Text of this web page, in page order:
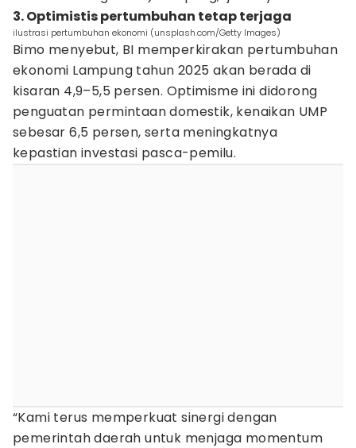
3. Optimistis pertumbuhan tetap terjaga
ilustrasi pertumbuhan ekonomi (unsplash.com/Getty Images)
Bimo menyebut, BI memperkirakan pertumbuhan
ekonomi Lampung tahun 2025 akan berada di
kisaran 4,9–5,5 persen. Optimisme ini didorong
penguatan permintaan domestik, kenaikan UMP
sebesar 6,5 persen, serta meningkatnya
kepastian investasi pasca-pemilu.
“Kami terus memperkuat sinergi dengan
pemerintah daerah untuk menjaga momentum